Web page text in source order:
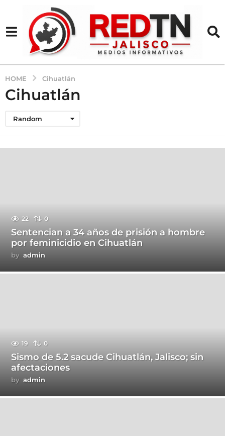
HOME Cihuatlán
Cihuatlán
Random
22 0
Sentencian a 34 años de prisión a hombre
por feminicidio en Cihuatlán
by admin
19 0
Sismo de 5.2 sacude Cihuatlán, Jalisco; sin
afectaciones
by admin